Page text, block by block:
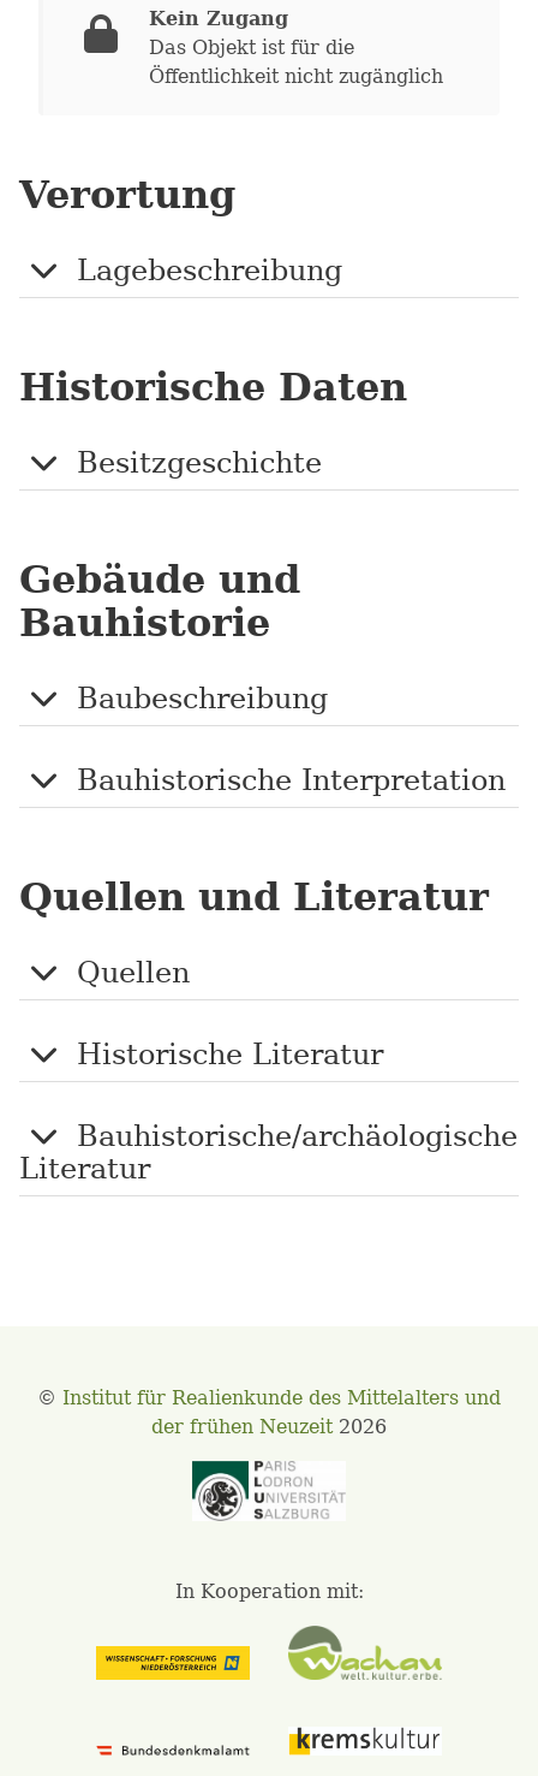
Kein Zugang
Das Objekt ist für die
Öffentlichkeit nicht zugänglich
Verortung
Lagebeschreibung
Historische Daten
Besitzgeschichte
Gebäude und
Bauhistorie
Baubeschreibung
Bauhistorische Interpretation
Quellen und Literatur
Quellen
Historische Literatur
Bauhistorische/archäologische
Literatur
© Institut für Realienkunde des Mittelalters und
der frühen Neuzeit2026
In Kooperation mit: